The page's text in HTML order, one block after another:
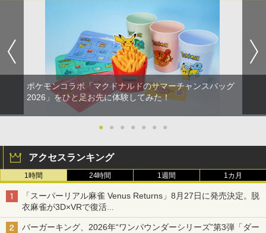
ポケモンコラボ「マクドナルドのサマーチャンスバッグ
2026」をひと足お先に体験してみた！
● ● ● ● ● ● ●
アクセスランキング
1時間 24時間 1週間 1カ月
「スーパーリアル麻雀 Venus Returns」8月27日に発売決定。脱
衣麻雀が3D×VRで復活
発売から2週間は20%オフになるセールが実施
バーガーキング、2026年“ワンパウンダーシリーズ”第3弾「ダー